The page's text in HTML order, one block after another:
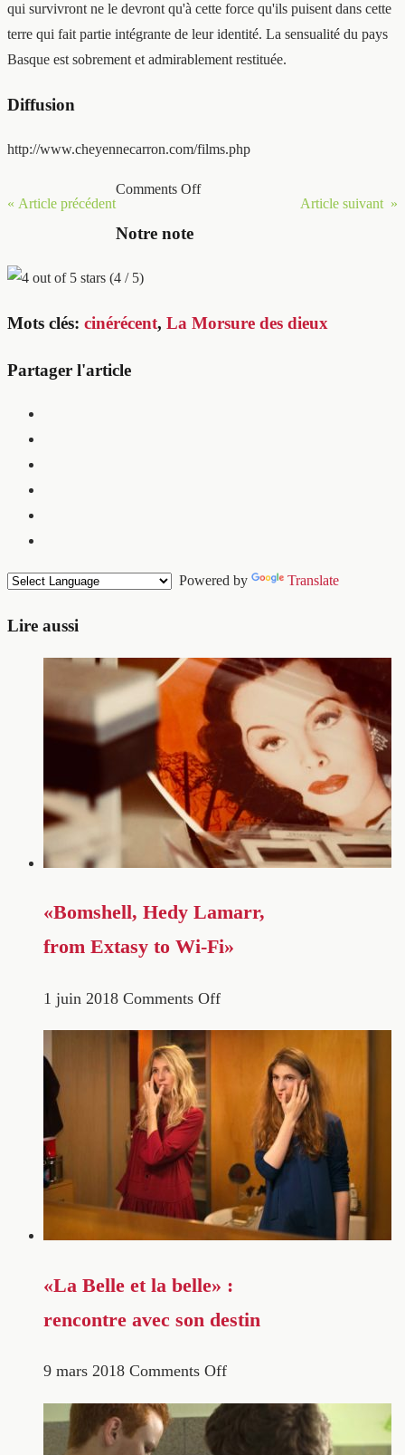
qui survivront ne le devront qu'à cette force qu'ils puisent dans cette
terre qui fait partie intégrante de leur identité. La sensualité du pays
Basque est sobrement et admirablement restituée.
Diffusion
http://www.cheyennecarron.com/films.php
« Article précédent Article suivant »
Comments Off
Notre note
(4 / 5)
Mots clés: cinérécent, La Morsure des dieux
Partager l'article
Powered by Translate
Lire aussi
«Bomshell, Hedy Lamarr,
from Extasy to Wi-Fi»
1 juin 2018 Comments Off
«La Belle et la belle» :
rencontre avec son destin
9 mars 2018 Comments Off